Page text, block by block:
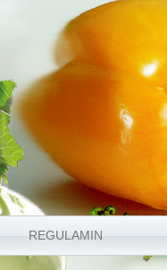
REGULAMIN